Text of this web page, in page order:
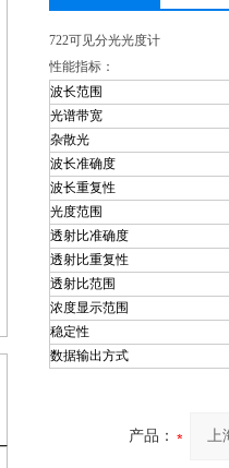
722可见分光光度计
性能指标：
波长范围
光谱带宽
杂散光
波长准确度
波长重复性
光度范围
透射比准确度
透射比重复性
透射比范围
浓度显示范围
稳定性
数据输出方式
产品：